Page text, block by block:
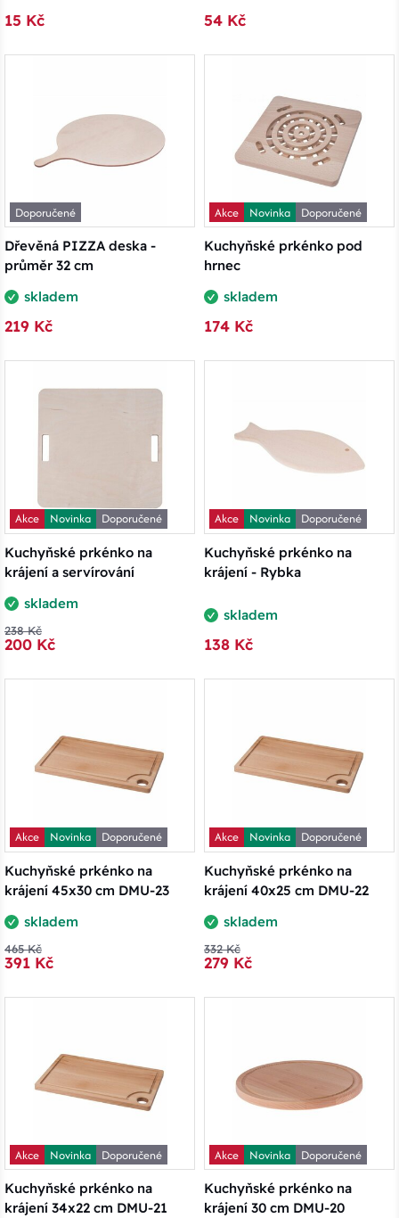
15 Kč 54 Kč
Doporučené
Dřevěná PIZZA deska -
průměr 32 cm
skladem
219 Kč
Akce Novinka
Doporučené
Kuchyňské prkénko pod
hrnec
skladem
174 Kč
Akce Novinka
Doporučené
Kuchyňské prkénko na
krájení a servírování
skladem
238 Kč
200 Kč
Akce Novinka
Doporučené
Kuchyňské prkénko na
krájení - Rybka
skladem
138 Kč
Akce Novinka
Doporučené
Kuchyňské prkénko na
krájení 45x30 cm DMU-23
skladem
465 Kč
391 Kč
Akce Novinka
Doporučené
Kuchyňské prkénko na
krájení 40x25 cm DMU-22
skladem
332 Kč
279 Kč
Akce Novinka
Doporučené
Kuchyňské prkénko na
krájení 34x22 cm DMU-21
Akce Novinka
Doporučené
Kuchyňské prkénko na
krájení 30 cm DMU-20